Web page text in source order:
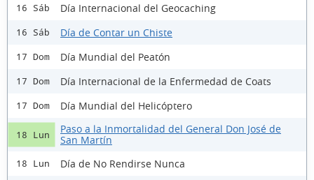
16 Sáb Día Internacional del Geocaching
16 Sáb Día de Contar un Chiste
17 Dom Día Mundial del Peatón
17 Dom Día Internacional de la Enfermedad de Coats
17 Dom Día Mundial del Helicóptero
18 Lun
Paso a la Inmortalidad del General Don José de
San Martín
18 Lun Día de No Rendirse Nunca